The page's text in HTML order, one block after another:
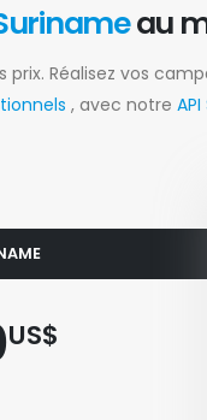
au
prix. Réalisez vos
, avec notre API
US$